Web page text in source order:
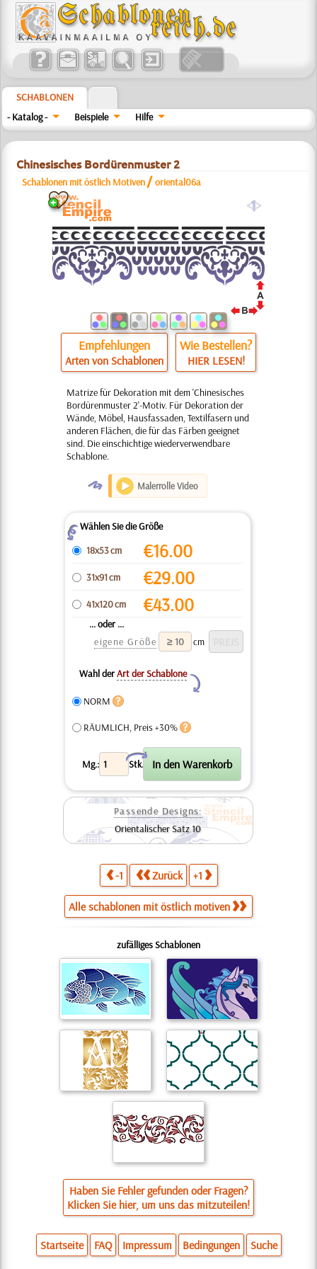
SCHABLONEN
- Katalog -
Beispiele Hilfe
Chinesisches Bordürenmuster 2
Schablonen mit östlich Motiven /oriental06a
a
Empfehlungen
Arten von Schablonen
Wie Bestellen?
HIER LESEN!
Matrize für Dekoration mit dem 'Chinesisches
Bordürenmuster 2'-Motiv. Für Dekoration der
Wände, Möbel, Hausfassaden, Textilfasern und
anderen Flächen, die für das Färben geeignet
sind. Die einschichtige wiederverwendbare
Schablone.
O Malerrolle Video
ZWählen Sie die Größe
18x53 cm
€16.00
31x91 cm €29.00
41x120 cm €43.00
... oder ...
eigene Größe
cm
Wahl derArt der Schablone
Y
NORM
RÄUMLICH, Preis +30%
Mg.: Stk.
X
Passende Designs:
Orientalischer Satz 10
-1 Zurück +1
Alle schablonen mit östlich motiven
zufälliges Schablonen
Haben Sie Fehler gefunden oder Fragen?
Klicken Sie hier, um uns das mitzuteilen!
Startseite FAQ Impressum Bedingungen Suche